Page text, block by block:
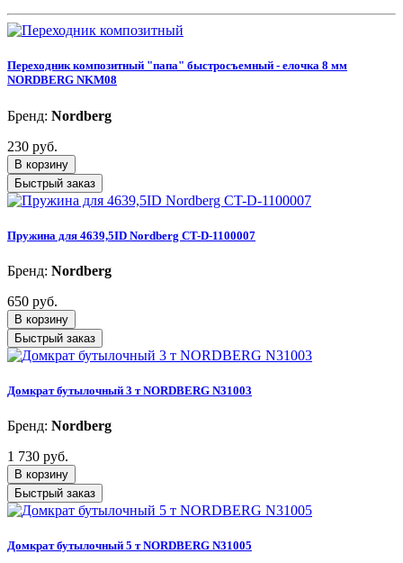
Переходник композитный "папа" быстросъемный - елочка 8 мм
NORDBERG NKM08
Бренд: Nordberg
230 руб.
В корзину
Быстрый заказ
Пружина для 4639,5ID Nordberg CT-D-1100007
Бренд: Nordberg
650 руб.
В корзину
Быстрый заказ
Домкрат бутылочный 3 т NORDBERG N31003
Бренд: Nordberg
1 730 руб.
В корзину
Быстрый заказ
Домкрат бутылочный 5 т NORDBERG N31005